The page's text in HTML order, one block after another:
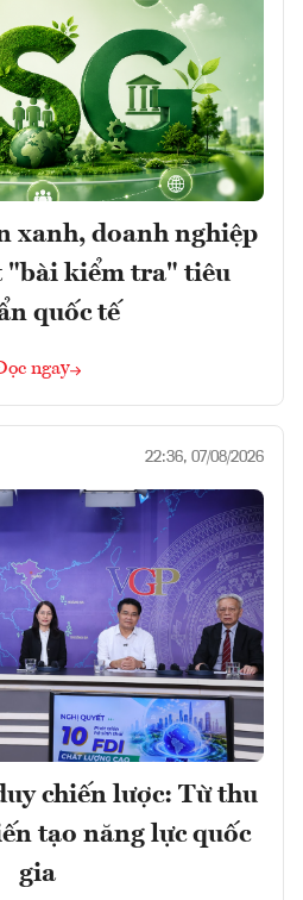
xanh, doanh nghiệp
"bài kiểm tra" tiêu
quốc tế
ngay
22:36, 07/08/2026
chiến lược: Từ thu
tạo năng lực quốc
gia